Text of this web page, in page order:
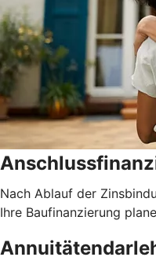
Nach Ablauf der
Ihre Baufinanzierung